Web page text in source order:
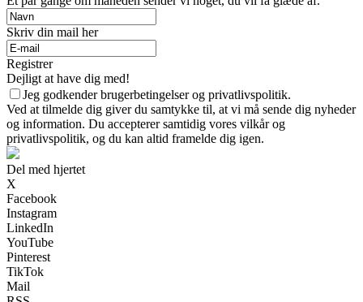
Skriv din mail her
Registrer
Dejligt at have dig med!
Jeg godkender brugerbetingelser og privatlivspolitik.
Ved at tilmelde dig giver du samtykke til, at vi må sende dig nyheder
og information. Du accepterer samtidig vores vilkår og
privatlivspolitik, og du kan altid framelde dig igen.
Del med hjertet
X
Facebook
Instagram
LinkedIn
YouTube
Pinterest
TikTok
Mail